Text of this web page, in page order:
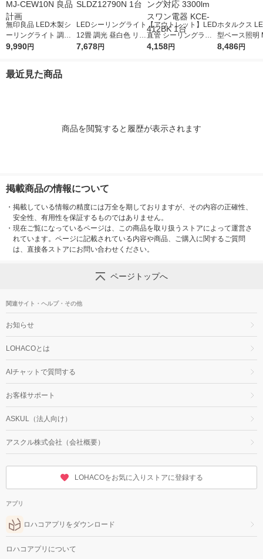
無印良品 LED木製シ
ーリングライト 調光
調色機能付 10畳 ナチ
9,990円
LEDシーリングライト
12畳 調光 昼白色 リモ
コン付き ホタルクス
7,678円
【アウトレット】LED
直管 シーリングライ
ト 電球色 6畳 引掛シ
4,158円
ホタルクス
型ベース照明
104/25N5-N8
8,486円
最近見た商品
商品を閲覧すると履歴が表示されます
掲載商品の情報について
・ 掲載している情報の精度には万全を期しておりますが、その内容の正確性、
安全性、有用性を保証するものではありません。
・ 現在ご覧になっているページは、この商品を取り扱うストアによって運営さ
れています。ページに記載されている内容や商品、ご購入に関するご質問
は、直接各ストアにお問い合わせください。
ページトップへ
関連サイト・ヘルプ・その他
お知らせ
LOHACOとは
AIチャットで質問する
お客様サポート
ASKUL（法人向け）
アスクル株式会社（会社概要）
LOHACOをお気に入りストアに登録する
アプリ
ロハコアプリをダウンロード
ロハコアプリについて